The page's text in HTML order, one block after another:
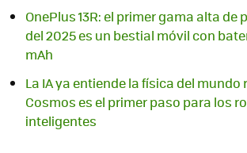
OnePlus 13R: el primer gama alta de
del 2025 es un bestial móvil con
mAh
La IA ya entiende la física del mundo
Cosmos es el primer paso para los
inteligentes